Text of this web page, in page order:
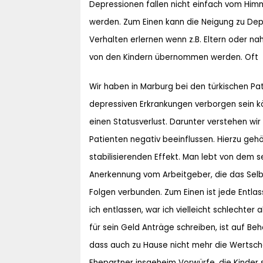
Depressionen fallen nicht einfach vom
werden. Zum Einen kann die Neigung zu
Verhalten erlernen wenn z.B. Eltern oder
von den Kindern übernommen werden.
Wir haben in Marburg bei den türkischen
depressiven Erkrankungen verborgen
einen Statusverlust. Darunter verstehen
Patienten negativ beeinflussen. Hierzu
stabilisierenden Effekt. Man lebt von dem
Anerkennung vom Arbeitgeber, die das
Folgen verbunden. Zum Einen ist jede
ich entlassen, war ich vielleicht schlechter
für sein Geld Anträge schreiben, ist auf
dass auch zu Hause nicht mehr die